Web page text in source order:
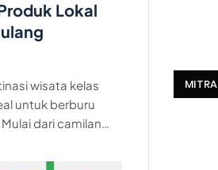
Lokal
wisata kelas
untuk berburu
dari camilan…
MITRA